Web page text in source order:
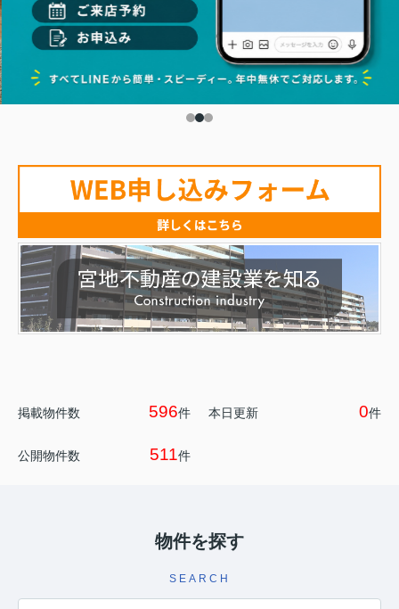
掲載物件数 596件 本日更新 0件
公開物件数 511件
物件を探す
SEARCH